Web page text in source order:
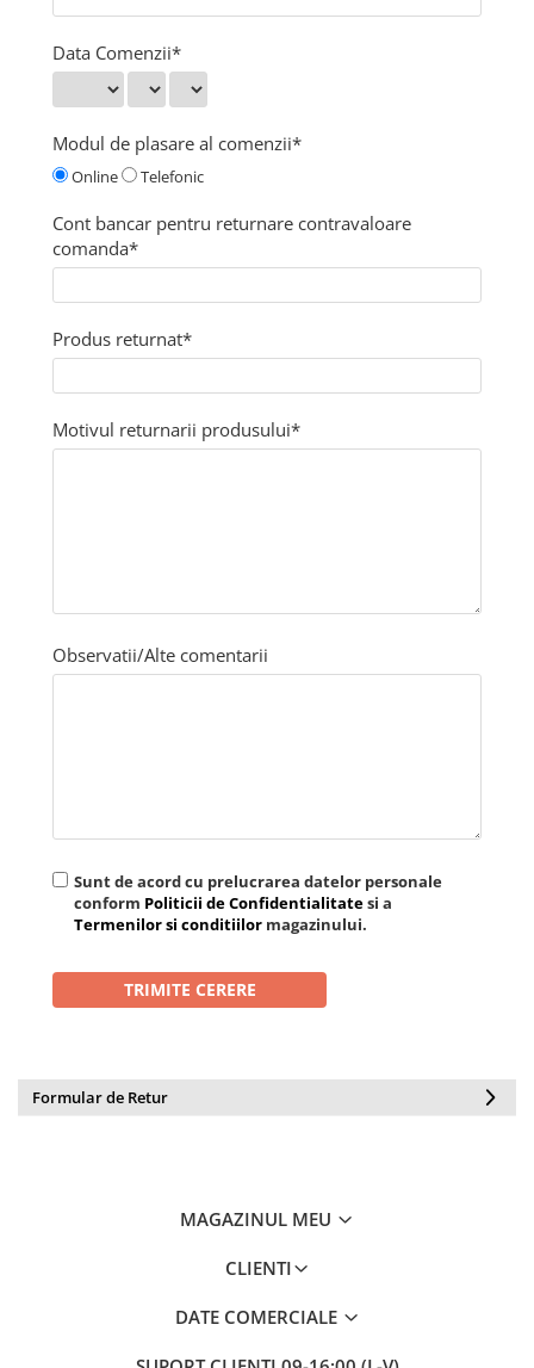
Data Comenzii*
Modul de plasare al comenzii*
Online Telefonic
Cont bancar pentru returnare contravaloare
comanda*
Produs returnat*
Motivul returnarii produsului*
Observatii/Alte comentarii
Sunt de acord cu prelucrarea datelor personale
conform Politicii de Confidentialitatesi a
Termenilor si conditiilor magazinului.
Formular de Retur
MAGAZINUL MEU
CLIENTI
DATE COMERCIALE